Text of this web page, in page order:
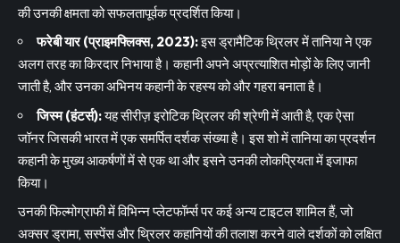
की उनकी क्षमता को सफलतापूर्वक प्रदर्शित किया।
फरेबी यार (प्राइमफ्लिक्स, 2023):इस ड्रामैटिक थ्रिलर में तानिया ने एक
अलग तरह का किरदार निभाया है। कहानी अपने अप्रत्याशित मोड़ों के लिए जानी
जाती है, और उनका अभिनय कहानी के रहस्य को और गहरा बनाता है।
जिस्म (हंटर्स):यह सीरीज़ इरोटिक थ्रिलर की श्रेणी में आती है, एक ऐसा
जॉनर जिसकी भारत में एक समर्पित दर्शक संख्या है। इस शो में तानिया का प्रदर्शन
कहानी के मुख्य आकर्षणों में से एक था और इसने उनकी लोकप्रियता में इजाफा
किया।
उनकी फिल्मोग्राफी में विभिन्न प्लेटफॉर्म्स पर कई अन्य टाइटल शामिल हैं, जो
अक्सर ड्रामा, सस्पेंस और थ्रिलर कहानियों की तलाश करने वाले दर्शकों को लक्षित